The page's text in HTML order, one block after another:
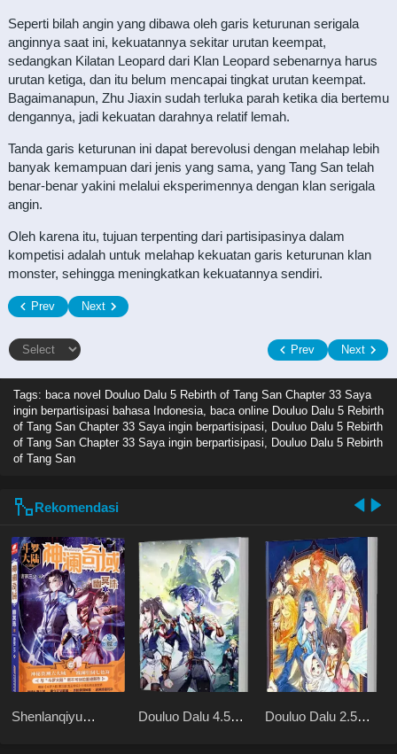
Seperti bilah angin yang dibawa oleh garis keturunan serigala
anginnya saat ini, kekuatannya sekitar urutan keempat,
sedangkan Kilatan Leopard dari Klan Leopard sebenarnya harus
urutan ketiga, dan itu belum mencapai tingkat urutan keempat.
Bagaimanapun, Zhu Jiaxin sudah terluka parah ketika dia bertemu
dengannya, jadi kekuatan darahnya relatif lemah.
Tanda garis keturunan ini dapat berevolusi dengan melahap lebih
banyak kemampuan dari jenis yang sama, yang Tang San telah
benar-benar yakini melalui eksperimennya dengan klan serigala
angin.
Oleh karena itu, tujuan terpenting dari partisipasinya dalam
kompetisi adalah untuk melahap kekuatan garis keturunan klan
monster, sehingga meningkatkan kekuatannya sendiri.
Prev Next
Prev Next
Tags: baca novel Douluo Dalu 5 Rebirth of Tang San Chapter 33 Saya
ingin berpartisipasi bahasa Indonesia, baca online Douluo Dalu 5 Rebirth
of Tang San Chapter 33 Saya ingin berpartisipasi, Douluo Dalu 5 Rebirth
of Tang San Chapter 33 Saya ingin berpartisipasi, Douluo Dalu 5 Rebirth
of Tang San
Rekomendasi
Shenlanqiyu
Douluo Dalu 4.5
Douluo Dalu 2.5